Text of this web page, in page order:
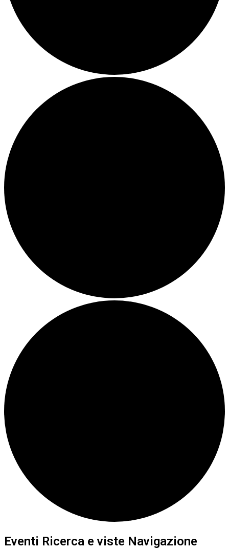
Eventi
Eventi Ricerca e viste Navigazione